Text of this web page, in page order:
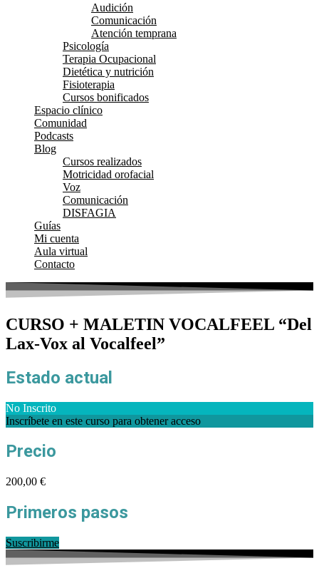
Audición
Comunicación
Atención temprana
Psicología
Terapia Ocupacional
Dietética y nutrición
Fisioterapia
Cursos bonificados
Espacio clínico
Comunidad
Podcasts
Blog
Cursos realizados
Motricidad orofacial
Voz
Comunicación
DISFAGIA
Guías
Mi cuenta
Aula virtual
Contacto
CURSO + MALETIN VOCALFEEL “Del
Lax-Vox al Vocalfeel”
Estado actual
No Inscrito
Inscríbete en este curso para obtener acceso
Precio
200,00 €
Primeros pasos
Suscribirme